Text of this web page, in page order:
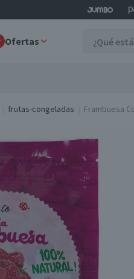
Ofertas
frutas-congeladas Frambuesa